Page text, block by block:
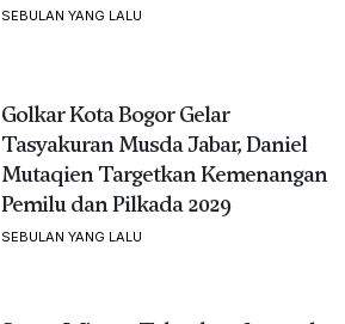
SEBULAN YANG LALU
Golkar Kota Bogor Gelar
Tasyakuran Musda Jabar, Daniel
Mutaqien Targetkan Kemenangan
Pemilu dan Pilkada 2029
SEBULAN YANG LALU